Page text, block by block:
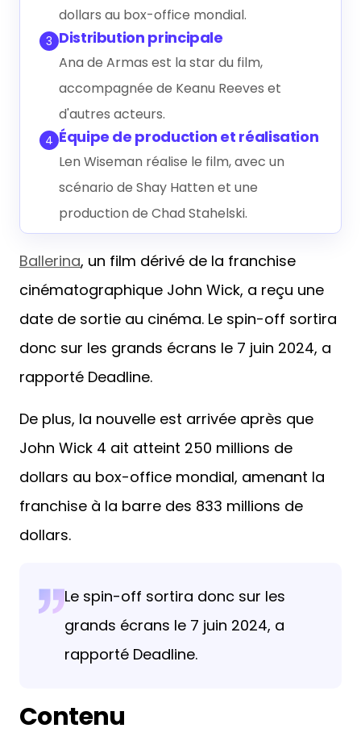
dollars au box-office mondial.
3 Distribution principale
Ana de Armas est la star du film,
accompagnée de Keanu Reeves et
d'autres acteurs.
4 Équipe de production et réalisation
Len Wiseman réalise le film, avec un
scénario de Shay Hatten et une
production de Chad Stahelski.
Ballerina, un film dérivé de la franchise
cinématographique John Wick, a reçu une
date de sortie au cinéma. Le spin-off sortira
donc sur les grands écrans le 7 juin 2024, a
rapporté Deadline.
De plus, la nouvelle est arrivée après que
John Wick 4 ait atteint 250 millions de
dollars au box-office mondial, amenant la
franchise à la barre des 833 millions de
dollars.
Le spin-off sortira donc sur les
grands écrans le 7 juin 2024, a
rapporté Deadline.
Contenu